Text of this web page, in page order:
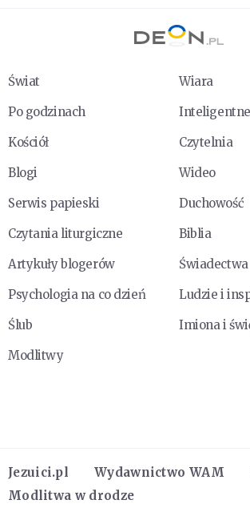
Świat
Wiara
Po godzinach
Kościół
Czytelnia
Blogi
Wideo
Serwis papieski
Duchowość
Czytania liturgiczne
Biblia
Artykuły blogerów
Świadectwa
Psychologia na co dzień
Ludzie i
Ślub
Imiona i
Modlitwy
Jezuici.pl Wydawnictwo WAM
Modlitwa w drodze